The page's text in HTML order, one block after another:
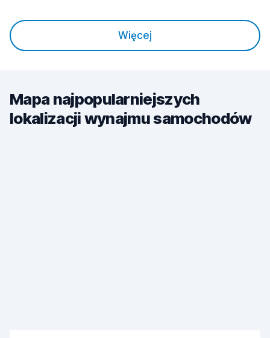
Więcej
Mapa najpopularniejszych
lokalizacji wynajmu samochodów